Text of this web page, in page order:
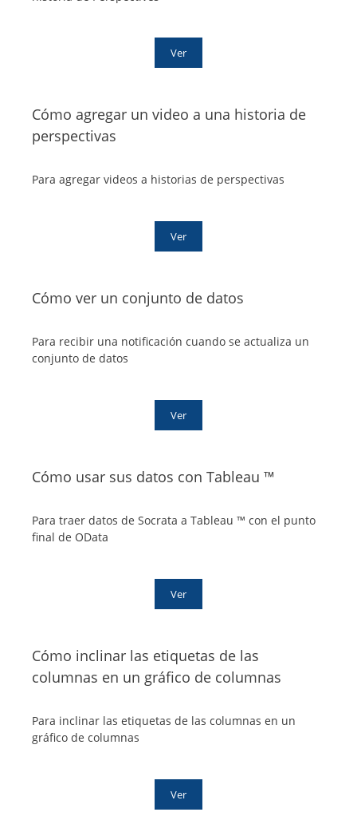
Ver
Cómo agregar un video a una historia de
perspectivas
Para agregar videos a historias de perspectivas
Ver
Cómo ver un conjunto de datos
Para recibir una notificación cuando se actualiza un
conjunto de datos
Ver
Cómo usar sus datos con Tableau ™
Para traer datos de Socrata a Tableau ™ con el punto
final de OData
Ver
Cómo inclinar las etiquetas de las
columnas en un gráfico de columnas
Para inclinar las etiquetas de las columnas en un
gráfico de columnas
Ver